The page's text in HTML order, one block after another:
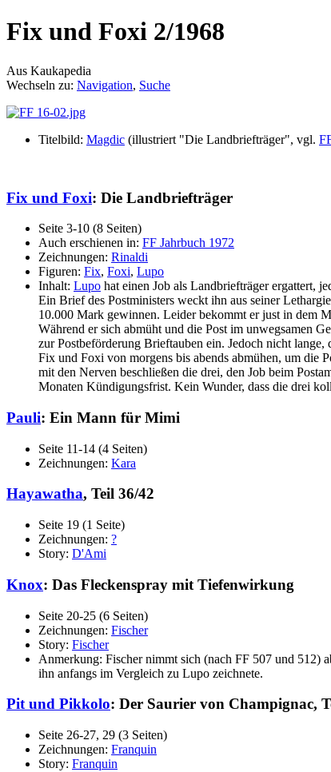
Fix und Foxi 2/1968
Aus Kaukapedia
Wechseln zu: Navigation, Suche
Titelbild: Magdic (illustriert "Die Landbriefträger", vgl.
Fix und Foxi: Die Landbriefträger
Seite 3-10 (8 Seiten)
Auch erschienen in: FF Jahrbuch 1972
Zeichnungen: Rinaldi
Figuren: Fix, Foxi, Lupo
Inhalt: Lupo hat einen Job als Landbriefträger ergattert,
Ein Brief des Postministers weckt ihn aus seiner
10.000 Mark gewinnen. Leider bekommt er just in dem
Während er sich abmüht und die Post im unwegsamen
zur Postbeförderung Brieftauben ein. Jedoch nicht
Fix und Foxi von morgens bis abends abmühen, um die
mit den Nerven beschließen die drei, den Job beim
Monaten Kündigungsfrist. Kein Wunder, dass die drei
Pauli: Ein Mann für Mimi
Seite 11-14 (4 Seiten)
Zeichnungen: Kara
Hayawatha, Teil 36/42
Seite 19 (1 Seite)
Zeichnungen: ?
Story: D'Ami
Knox: Das Fleckenspray mit Tiefenwirkung
Seite 20-25 (6 Seiten)
Zeichnungen: Fischer
Story: Fischer
Anmerkung: Fischer nimmt sich (nach FF 507 und 512)
ihn anfangs im Vergleich zu Lupo zeichnete.
Pit und Pikkolo: Der Saurier von Champignac,
Seite 26-27, 29 (3 Seiten)
Zeichnungen: Franquin
Story: Franquin